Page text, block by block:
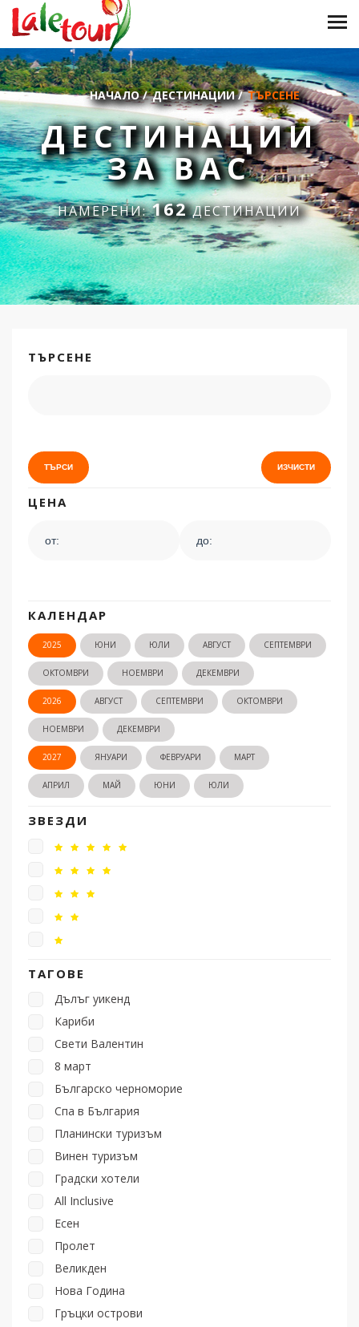
НАЧАЛО/ ДЕСТИНАЦИИ/ ТЪРСЕНЕ
ДЕСТИНАЦИИ
ЗА ВАС
НАМЕРЕНИ:162ДЕСТИНАЦИИ
ТЪРСЕНЕ
ЦЕНА
КАЛЕНДАР
2025 ЮНИ ЮЛИ АВГУСТ СЕПТЕМВРИ
ОКТОМВРИ НОЕМВРИ ДЕКЕМВРИ
2026 АВГУСТ СЕПТЕМВРИ ОКТОМВРИ
НОЕМВРИ ДЕКЕМВРИ
2027 ЯНУАРИ ФЕВРУАРИ МАРТ
АПРИЛ МАЙ ЮНИ ЮЛИ
ЗВЕЗДИ
ТАГОВЕ
Дълъг уикенд
Кариби
Свети Валентин
8 март
Българско черноморие
Спа в България
Планински туризъм
Винен туризъм
Градски хотели
All Inclusive
Есен
Пролет
Великден
Нова Година
Гръцки острови